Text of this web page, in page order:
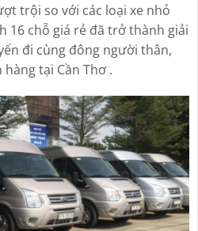
trội so với các loại xe nhỏ
16 chỗ giá rẻ đã trở thành giải
đi cùng đông người thân,
tại Cần Thơ .